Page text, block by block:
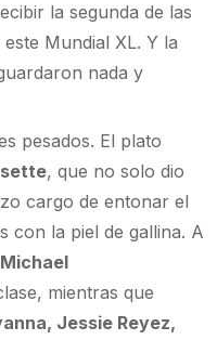
la segunda de las
Mundial XL. Y la
nada y
pesados. El plato
, que no solo dio
cargo de entonar el
con la piel de gallina. A
Michael
mientras que
Jessie Reyez,